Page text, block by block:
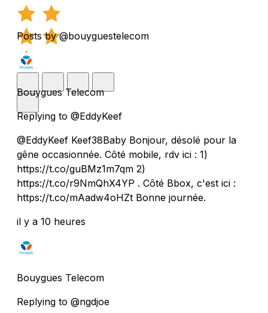
Posts by @bouyguestelecom
Bouygues Telecom
Replying to @EddyKeef
@EddyKeef Keef38Baby Bonjour, désolé pour la
gêne occasionnée. Côté mobile, rdv ici : 1)
https://t.co/guBMz1m7qm 2)
https://t.co/r9NmQhX4YP . Côté Bbox, c'est ici :
https://t.co/mAadw4oHZt Bonne journée.
il y a 10 heures
Bouygues Telecom
Replying to @ngdjoe